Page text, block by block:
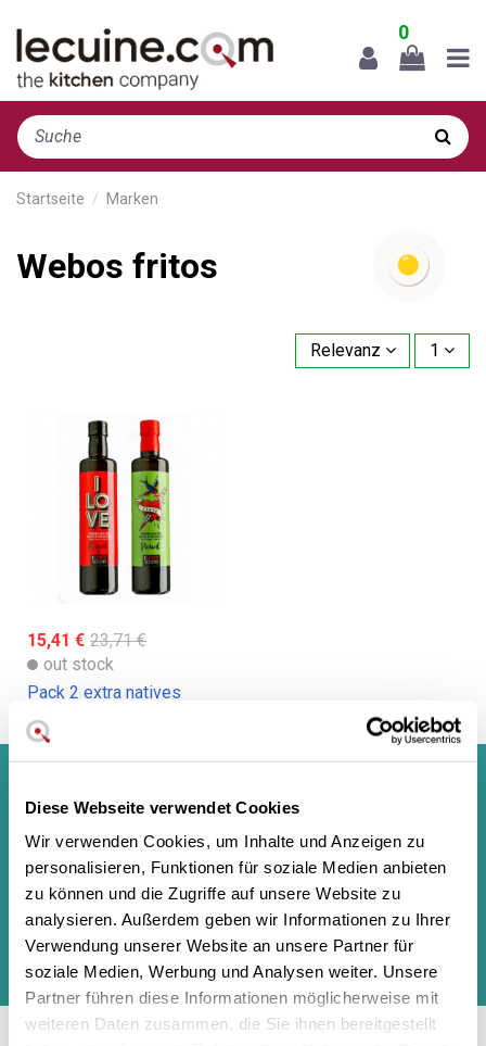
Diese Webseite verwendet Cookies
Wir verwenden Cookies, um Inhalte und Anzeigen zu
personalisieren, Funktionen für soziale Medien anbieten
zu können und die Zugriffe auf unsere Website zu
analysieren. Außerdem geben wir Informationen zu Ihrer
Verwendung unserer Website an unsere Partner für
soziale Medien, Werbung und Analysen weiter. Unsere
Partner führen diese Informationen möglicherweise mit
weiteren Daten zusammen, die Sie ihnen bereitgestellt
0
Startseite Marken
Webos fritos
Relevanz 1
15,41 € 23,71 €
out stock
Pack 2 extra natives
Sign up to newsletter
información de contacto en el aviso legal.
Durch Absenden dieses Formulars Ich stimme den rechtlichen
Hinweisen undDatenschutzrichtlinien dieser Website zu und bin damit
einverstanden.